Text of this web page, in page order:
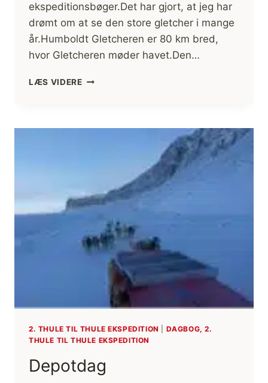
ekspeditionsbøger.Det har gjort, at jeg har
drømt om at se den store gletcher i mange
år.Humboldt Gletcheren er 80 km bred,
hvor Gletcheren møder havet.Den…
LÆS VIDEREHUMBOLDT
2. THULE TIL THULE EKSPEDITION
DAGBOG, 2.
THULE TIL THULE EKSPEDITION
Depotdag